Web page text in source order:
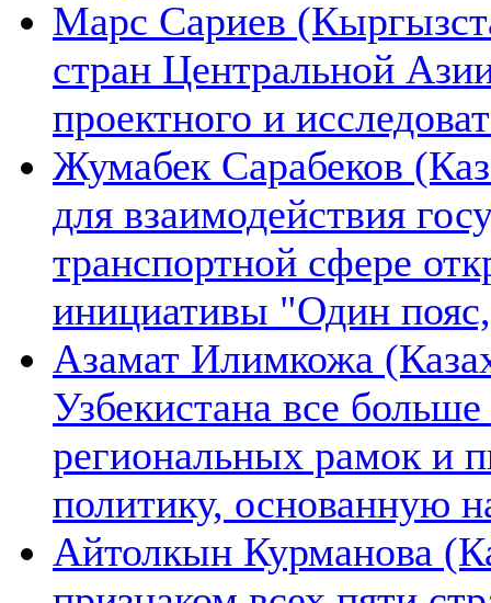
Марс Сариев
стран Центральной
проектного и
Жумабек Сарабеков
для взаимодействия
транспортной сфере
инициативы "Один
Азамат Илимкожа
Узбекистана все
региональных рамок и
политику, основанную
Айтолкын Курманова